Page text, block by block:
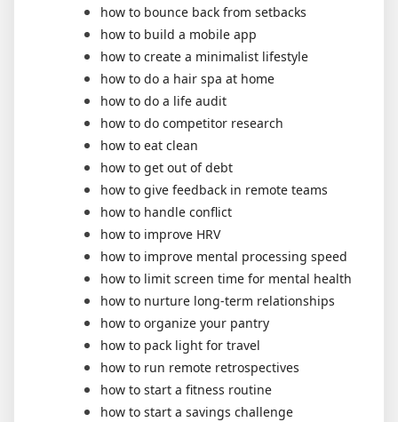
how to bounce back from setbacks
how to build a mobile app
how to create a minimalist lifestyle
how to do a hair spa at home
how to do a life audit
how to do competitor research
how to eat clean
how to get out of debt
how to give feedback in remote teams
how to handle conflict
how to improve HRV
how to improve mental processing speed
how to limit screen time for mental health
how to nurture long-term relationships
how to organize your pantry
how to pack light for travel
how to run remote retrospectives
how to start a fitness routine
how to start a savings challenge